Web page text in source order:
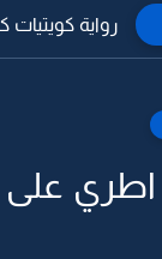
رواية كويتيات
اطري